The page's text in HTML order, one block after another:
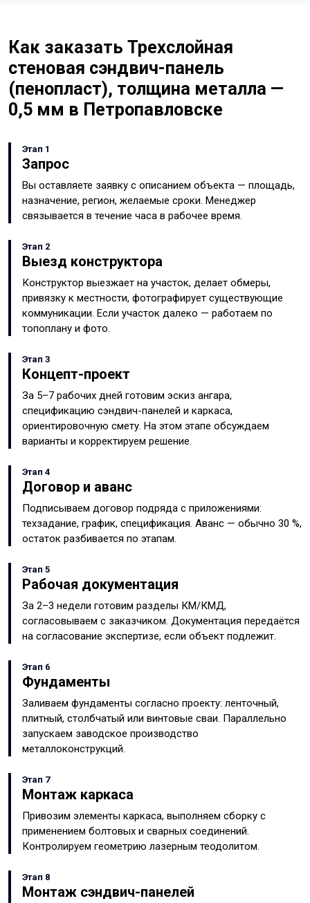
Как заказать Трехслойная
стеновая сэндвич-панель
(пенопласт), толщина металла —
0,5 мм в Петропавловске
Этап 1
Запрос
Вы оставляете заявку с описанием объекта — площадь,
назначение, регион, желаемые сроки. Менеджер
связывается в течение часа в рабочее время.
Этап 2
Выезд конструктора
Конструктор выезжает на участок, делает обмеры,
привязку к местности, фотографирует существующие
коммуникации. Если участок далеко — работаем по
топоплану и фото.
Этап 3
Концепт-проект
За 5–7 рабочих дней готовим эскиз ангара,
спецификацию сэндвич-панелей и каркаса,
ориентировочную смету. На этом этапе обсуждаем
варианты и корректируем решение.
Этап 4
Договор и аванс
Подписываем договор подряда с приложениями:
техзадание, график, спецификация. Аванс — обычно 30 %,
остаток разбивается по этапам.
Этап 5
Рабочая документация
За 2–3 недели готовим разделы КМ/КМД,
согласовываем с заказчиком. Документация передаётся
на согласование экспертизе, если объект подлежит.
Этап 6
Фундаменты
Заливаем фундаменты согласно проекту: ленточный,
плитный, столбчатый или винтовые сваи. Параллельно
запускаем заводское производство
металлоконструкций.
Этап 7
Монтаж каркаса
Привозим элементы каркаса, выполняем сборку с
применением болтовых и сварных соединений.
Контролируем геометрию лазерным теодолитом.
Этап 8
Монтаж сэндвич-панелей